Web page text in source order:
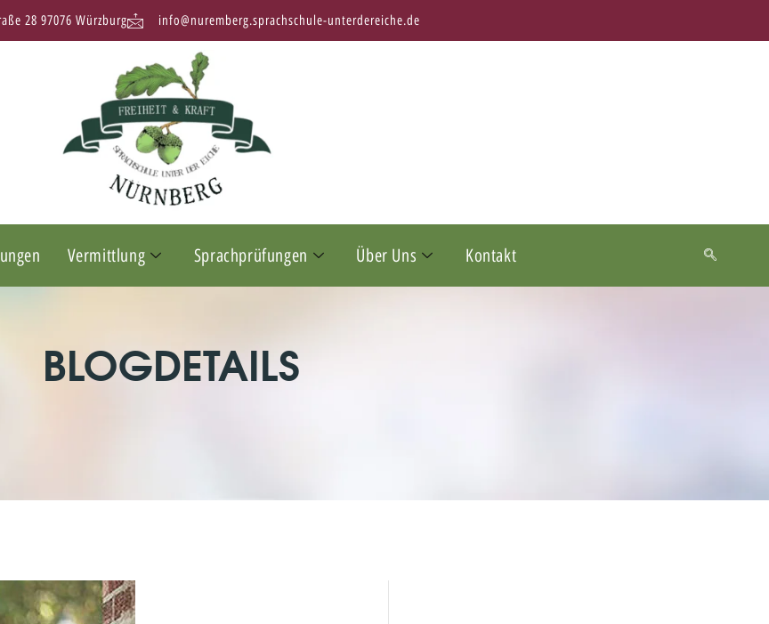
28 97076 Würzburg info@nuremberg.sprachschule-unterdereiche.de
Vermittlung Sprachprüfungen Über Uns Kontakt
BLOGDETAILS